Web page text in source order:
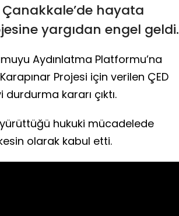
hayata
yargıdan engel geldi.
Aydınlatma Platformu’na
Projesi için verilen ÇED
kararı çıktı.
hukuki mücadelede
olarak kabul etti.